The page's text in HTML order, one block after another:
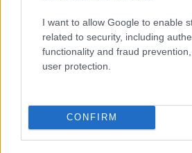
I want to allow Google to enable
related to security, including
functionality and fraud
user protection.
CONFIRM